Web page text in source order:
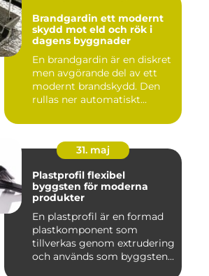
Brandgardin ett modernt
skydd mot eld och rök i
dagens byggnader
En brandgardin är en diskret
men avgörande del av ett
modernt brandskydd. Den
rullas ner automatiskt...
31. maj
Plastprofil flexibel
byggsten för moderna
produkter
En plastprofil är en formad
plastkomponent som
tillverkas genom extrudering
och används som byggsten...